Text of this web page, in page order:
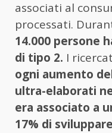
associati al
processati.
14.000 persone
di tipo 2. I
ogni aumento
ultra-elaborati
era associato a
17% di